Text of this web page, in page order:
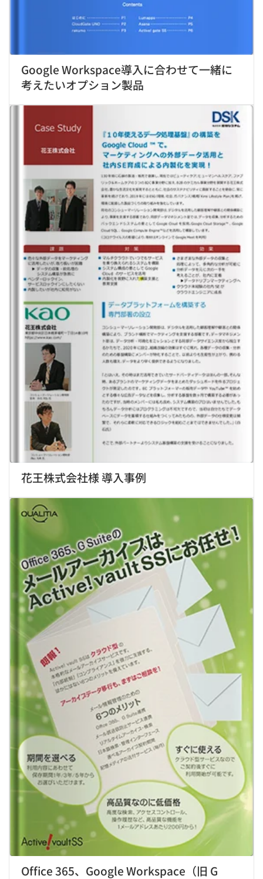
Google Workspace導入に合わせて一緒に
考えたいオプション製品
花王株式会社様 導入事例
Office 365、Google Workspace（旧 G